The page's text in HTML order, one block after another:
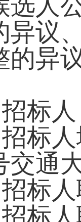
选人
异议
的异
招标
招标
交通
招标
招标人